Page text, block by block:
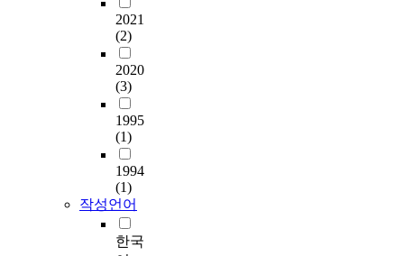
2021
(2)
2020
(3)
1995
(1)
1994
(1)
작성언어
한국